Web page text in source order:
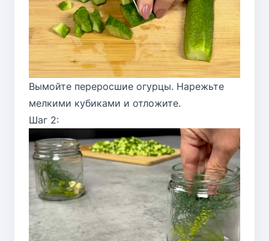
Вымойте переросшие огурцы. Нарежьте
мелкими кубиками и отложите.
Шаг 2: